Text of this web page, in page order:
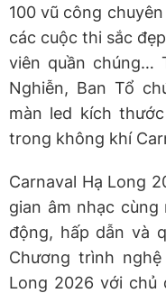
100 vũ công
các cuộc thi sắc
viên quần chúng…
Nghiễn, Ban Tổ
màn led kích
trong không khí
Carnaval Hạ Long
gian âm nhạc
động, hấp dẫn và
Chương trình
Long 2026 với chủ